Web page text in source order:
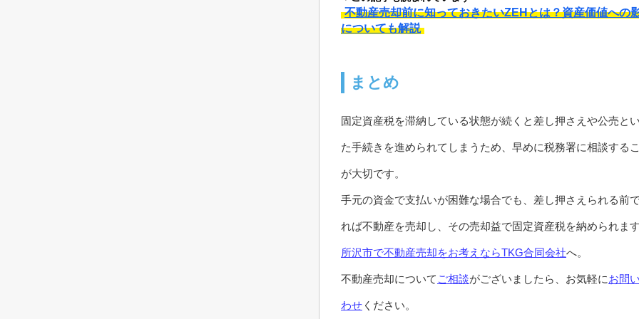
不動産売却前に知っておきたいZEHとは？資産価値への
についても解説
まとめ
固定資産税を滞納している状態が続くと差し押さえや公売と
た手続きを進められてしまうため、早めに税務署に相談する
が大切です。
手元の資金で支払いが困難な場合でも、差し押さえられる前
れば不動産を売却し、その売却益で固定資産税を納められます
所沢市で不動産売却をお考えならTKG合同会社へ。
不動産売却について ご相談がございましたら、お気軽にお問
わせ ください。